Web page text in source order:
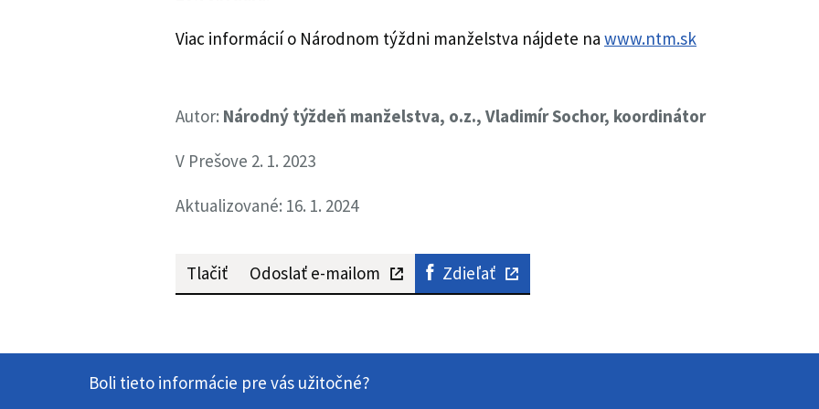
Viac informácií o Národnom týždni manželstva nájdete na www.ntm.sk
Autor: Národný týždeň manželstva, o.z., Vladimír Sochor, koordinátor
V Prešove 2. 1. 2023
Aktualizované: 16. 1. 2024
Tlačiť Odoslať e-mailom Zdieľať
Boli tieto informácie pre vás užitočné?